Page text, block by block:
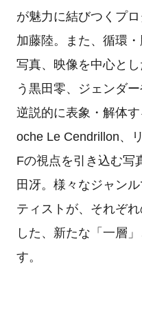
が魅力に結びつくプ
加藤陸。また、循環
写真、映像を中心と
う黒田零、ジェンダ
逆説的に表象・解体
oche Le Cendrillon、
Fの視点を引き込む写
田冴。様々なジャン
ティストが、それぞ
した、新たな「一層
す。